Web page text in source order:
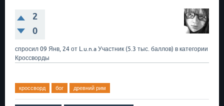
2
0
спросил 09 Янв, 24 от L.u.n.a Участник (5.3 тыс. баллов) в категории
Кроссворды
кроссворд бог древний рим